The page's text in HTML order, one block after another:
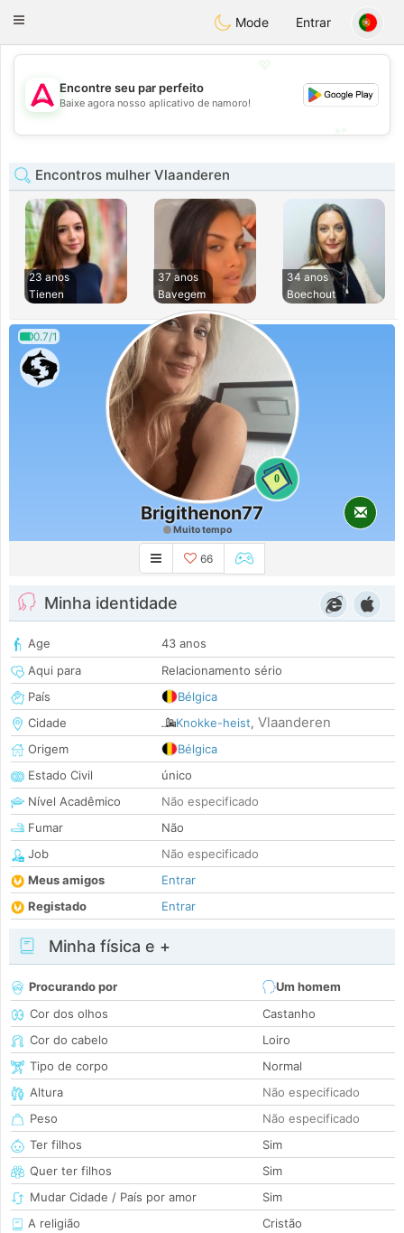
Tantôt
Toggle
Mode Entrar
💖
💕
Encontre seu par perfeito
Baixe agora nosso aplicativo de namoro!
Encontros mulher Vlaanderen
23 anos
Tienen
37 anos
Bavegem
34 anos
Boechout
0.7/1
0
Brigithenon77
Muito tempo
66
Minha identidade
Age
43 anos
Aqui para
Relacionamento sério
País
Bélgica
Cidade
Knokke-heist, Vlaanderen
Origem
Bélgica
Estado Civil
único
Nível Acadêmico
Não especificado
Fumar
Não
Job
Não especificado
Meus amigos
Entrar
Registado
Entrar
Minha física e +
Procurando por
Um homem
Cor dos olhos
Castanho
Cor do cabelo
Loiro
Tipo de corpo
Normal
Altura
Não especificado
Peso
Não especificado
Ter filhos
Sim
Quer ter filhos
Sim
Mudar Cidade / País por amor
Sim
A religião
Cristão